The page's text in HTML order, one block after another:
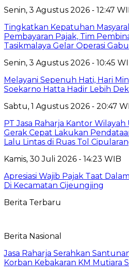
Senin, 3 Agustus 2026 - 12:47
Tingkatkan Kepatuhan
Pembayaran Pajak, Tim
Tasikmalaya Gelar Operasi
Senin, 3 Agustus 2026 - 10:45
Melayani Sepenuh Hati, Hari
Soekarno Hatta Hadir Lebih
Sabtu, 1 Agustus 2026 - 20:47
PT Jasa Raharja Kantor
Gerak Cepat Lakukan
Lalu Lintas di Ruas Tol
Kamis, 30 Juli 2026 - 14:23 WIB
Apresiasi Wajib Pajak Taat
Di Kecamatan Cijeungjing
Berita Terbaru
Berita Nasional
Jasa Raharja Serahkan
Korban Kebakaran KM Mutiara